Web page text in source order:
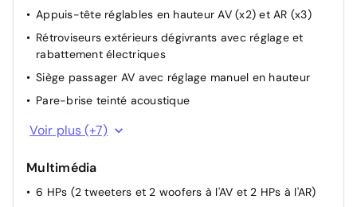
Appuis-tête réglables en hauteur AV (x2) et AR (x3)
Rétroviseurs extérieurs dégivrants avec réglage et
rabattement électriques
Siège passager AV avec réglage manuel en hauteur
Pare-brise teinté acoustique
Air conditionné automatique monozone
Siège conducteur avec réglage manuel en hauteur
Rétroviseur intérieur électrochrome
Voir plus (+7)
Multimédia
6 HPs (2 tweeters et 2 woofers à l'AV et 2 HPs à l'AR)